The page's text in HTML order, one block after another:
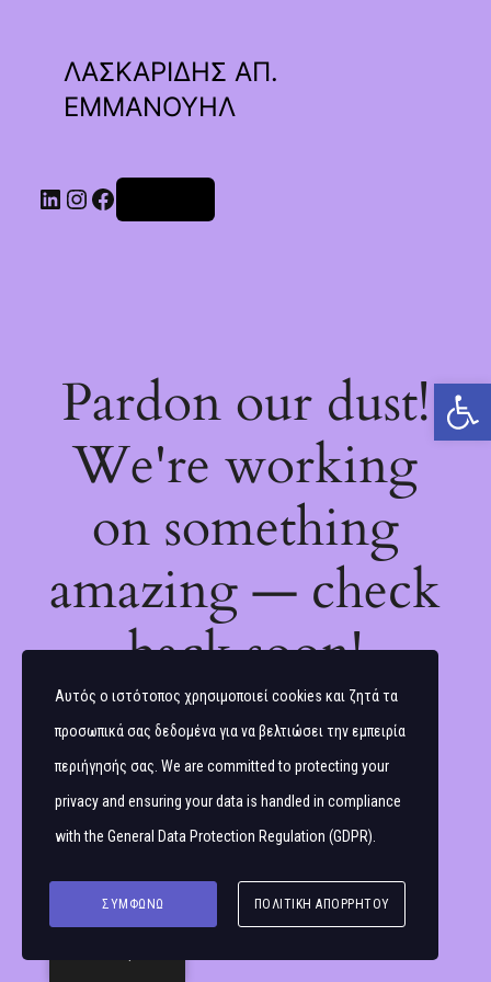
Ανοίξτε τη γραμμή εργαλείων
ΛΑΣΚΑΡΙΔΗΣ ΑΠ.
ΕΜΜΑΝΟΥΗΛ
Linkedin
Instagram
Facebook
Pardon our dust!
We're working
on something
amazing — check
back soon!
Αυτός ο ιστότοπος χρησιμοποιεί cookies και ζητά τα
προσωπικά σας δεδομένα για να βελτιώσει την εμπειρία
περιήγησής σας. We are committed to protecting your
privacy and ensuring your data is handled in compliance
with the General Data Protection Regulation (GDPR)
ΣΥΜΦΩΝΏ ΠΟΛΙΤΙΚΉ ΑΠΟΡΡΉΤΟΥ